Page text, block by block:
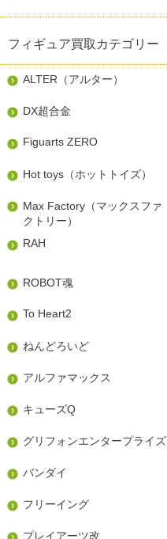
フィギュア買取カテゴリー
ALTER（アルター）
DX超合金
Figuarts ZERO
Hot toys（ホットトイズ）
Max Factory（マックスファ
クトリー）
RAH
ROBOT魂
To Heart2
ねんどろいど
アルファマックス
キューズQ
グリフォンエンタープライズ
バンダイ
フリーイング
プレイアーツ改